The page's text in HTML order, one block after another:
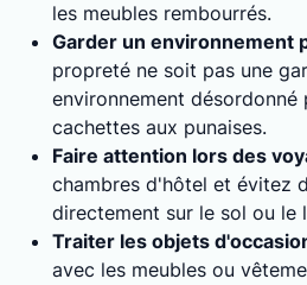
les meubles rembourrés.
Garder un environnement
propreté ne soit pas une
environnement
cachettes aux punaises.
Faire attention lors des
chambres d'hôtel et évitez
directement sur le sol ou le
Traiter les objets
avec les meubles ou